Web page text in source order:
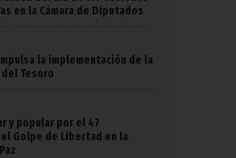
en la Cámara de Diputados
la implementación de la
del Tesoro
y popular por el 47
Golpe de Libertad en la